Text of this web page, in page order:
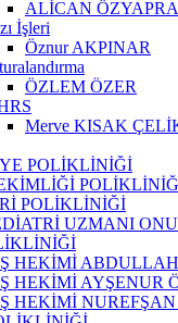
ALİCAN
İşleri
Öznur AKPINAR
ÖZLEM ÖZER
Merve KISAK
POLİKLİNİĞİ
POLİKLİNİĞİ
UZMANI
HEKİMİ
HEKİMİ AYŞENUR
HEKİMİ